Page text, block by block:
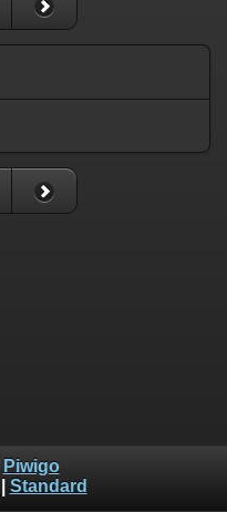
Piwigo
Standard